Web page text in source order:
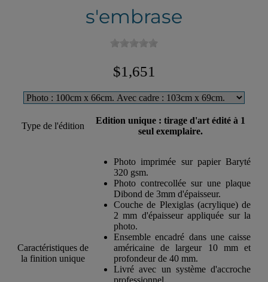
s'embrase
$1,651
Type de l'édition
Edition unique : tirage d'art édité à 1
seul exemplaire.
Caractéristiques de
la finition unique
Photo imprimée sur papier Baryté
320 gsm.
Photo contrecollée sur une plaque
Dibond de 3mm d'épaisseur.
Couche de Plexiglas (acrylique) de
2 mm d'épaisseur appliquée sur la
photo.
Ensemble encadré dans une caisse
américaine de largeur 10 mm et
profondeur de 40 mm.
Livré avec un système d'accroche
professionnel.